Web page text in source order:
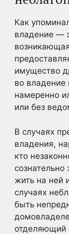
Как
владение —
имущество
во владение
намеренно
или без
В случаях
владения,
кто
жить на ней
случаях
быть
отделяющий